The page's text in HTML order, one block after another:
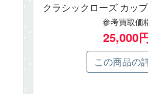
クラシックローズ カッ
参考買取価
25,000
この商品の